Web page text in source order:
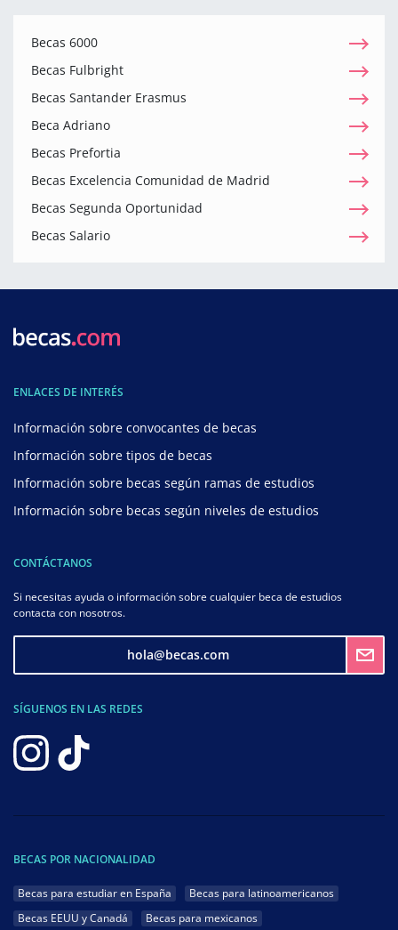
Becas 6000
Becas Fulbright
Becas Santander Erasmus
Beca Adriano
Becas Prefortia
Becas Excelencia Comunidad de Madrid
Becas Segunda Oportunidad
Becas Salario
ENLACES DE INTERÉS
Información sobre convocantes de becas
Información sobre tipos de becas
Información sobre becas según ramas de estudios
Información sobre becas según niveles de estudios
CONTÁCTANOS
Si necesitas ayuda o información sobre cualquier beca de estudios
contacta con nosotros.
hola@becas.com
SÍGUENOS EN LAS REDES
BECAS POR NACIONALIDAD
Becas para estudiar en España
Becas para latinoamericanos
Becas EEUU y Canadá
Becas para mexicanos